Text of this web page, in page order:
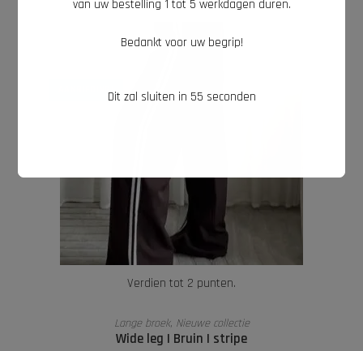
Verdien tot 2 punten.
OPTIES SELECTEREN
Lange broek, Nieuwe collectie
Wide leg | Bruin | stripe
van uw bestelling 1 tot 5 werkdagen duren.
Bedankt voor uw begrip!
Dit zal sluiten in 54 seconden